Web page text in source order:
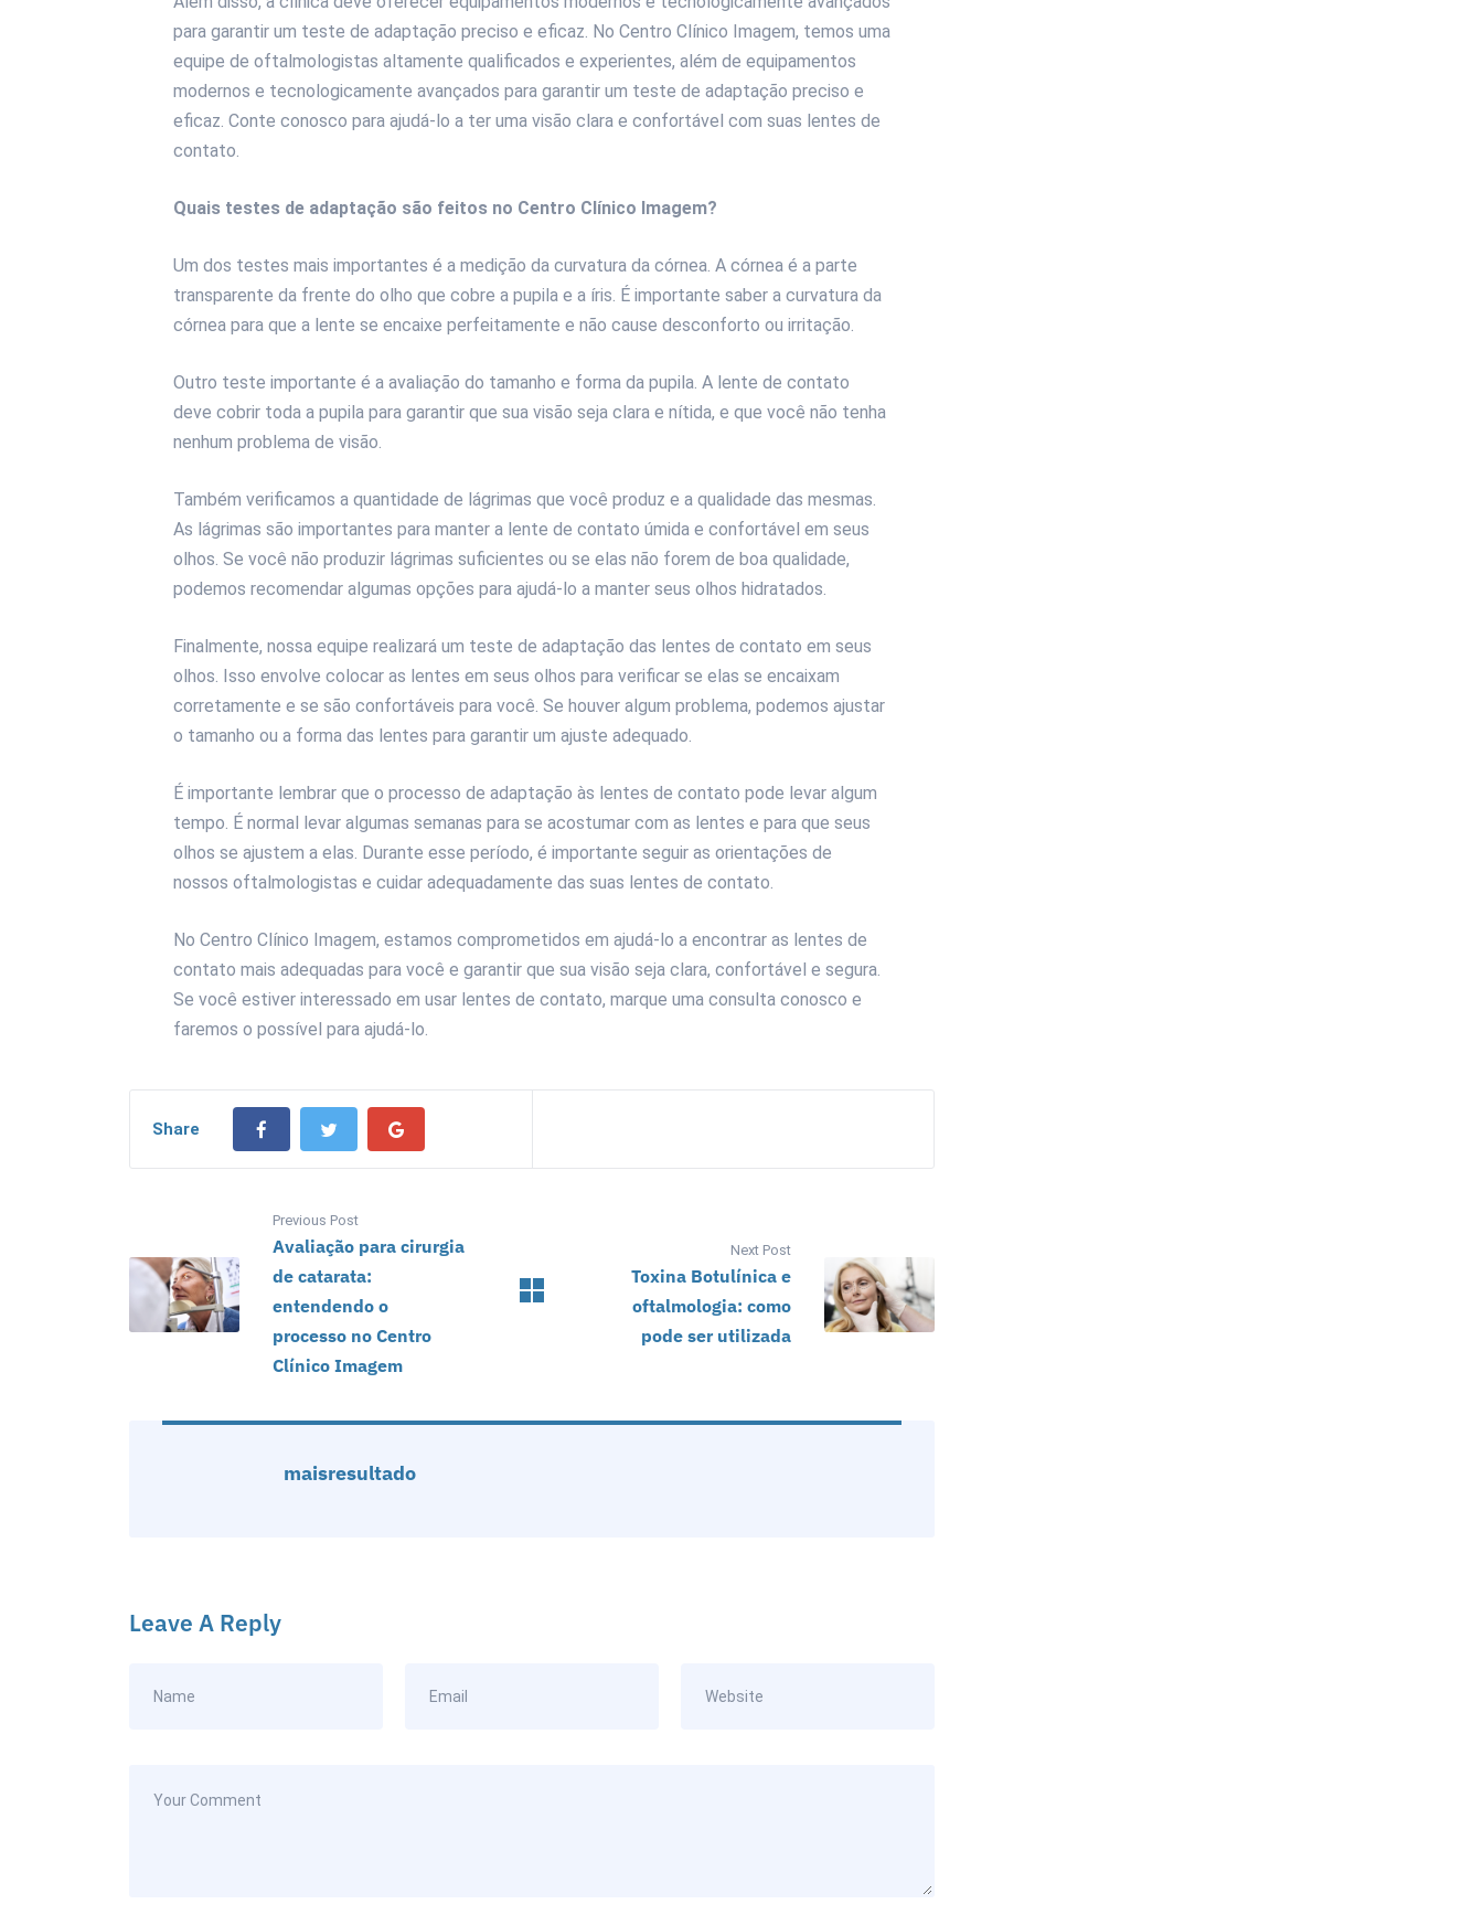
para garantir um teste de adaptação preciso e eficaz. No Centro Clínico Imagem, temos uma
equipe de oftalmologistas altamente qualificados e experientes, além de equipamentos
modernos e tecnologicamente avançados para garantir um teste de adaptação preciso e
eficaz. Conte conosco para ajudá-lo a ter uma visão clara e confortável com suas lentes de
contato.
Quais testes de adaptação são feitos no Centro Clínico Imagem?
Um dos testes mais importantes é a medição da curvatura da córnea. A córnea é a parte
transparente da frente do olho que cobre a pupila e a íris. É importante saber a curvatura da
córnea para que a lente se encaixe perfeitamente e não cause desconforto ou irritação.
Outro teste importante é a avaliação do tamanho e forma da pupila. A lente de contato
deve cobrir toda a pupila para garantir que sua visão seja clara e nítida, e que você não tenha
nenhum problema de visão.
Também verificamos a quantidade de lágrimas que você produz e a qualidade das mesmas.
As lágrimas são importantes para manter a lente de contato úmida e confortável em seus
olhos. Se você não produzir lágrimas suficientes ou se elas não forem de boa qualidade,
podemos recomendar algumas opções para ajudá-lo a manter seus olhos hidratados.
Finalmente, nossa equipe realizará um teste de adaptação das lentes de contato em seus
olhos. Isso envolve colocar as lentes em seus olhos para verificar se elas se encaixam
corretamente e se são confortáveis para você. Se houver algum problema, podemos ajustar
o tamanho ou a forma das lentes para garantir um ajuste adequado.
É importante lembrar que o processo de adaptação às lentes de contato pode levar algum
tempo. É normal levar algumas semanas para se acostumar com as lentes e para que seus
olhos se ajustem a elas. Durante esse período, é importante seguir as orientações de
nossos oftalmologistas e cuidar adequadamente das suas lentes de contato.
No Centro Clínico Imagem, estamos comprometidos em ajudá-lo a encontrar as lentes de
contato mais adequadas para você e garantir que sua visão seja clara, confortável e segura.
Se você estiver interessado em usar lentes de contato, marque uma consulta conosco e
faremos o possível para ajudá-lo.
Share
Previous Post
Avaliação para cirurgia
de catarata:
entendendo o
processo no Centro
Clínico Imagem
Next Post
Toxina Botulínica e
oftalmologia: como
pode ser utilizada
maisresultado
Leave A Reply